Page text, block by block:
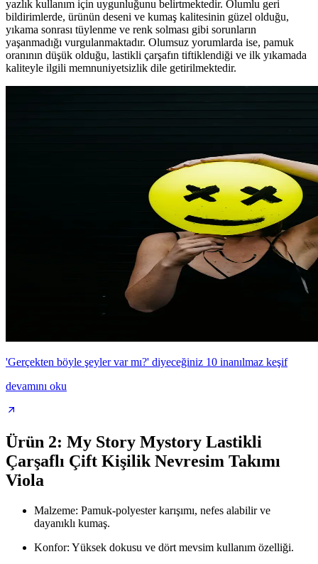
yazlık kullanım için uygunluğunu belirtmektedir. Olumlu geri
bildirimlerde, ürünün deseni ve kumaş kalitesinin güzel olduğu,
yıkama sonrası tüylenme ve renk solması gibi sorunların
yaşanmadığı vurgulanmaktadır. Olumsuz yorumlarda ise, pamuk
oranının düşük olduğu, lastikli çarşafın tiftiklendiği ve ilk yıkamada
kaliteyle ilgili memnuniyetsizlik dile getirilmektedir.
'Gerçekten böyle şeyler var mı?' diyeceğiniz 10 inanılmaz keşif
devamını oku
Ürün 2: My Story Mystory Lastikli
Çarşaflı Çift Kişilik Nevresim Takımı
Viola
Malzeme: Pamuk-polyester karışımı, nefes alabilir ve
dayanıklı kumaş.
Konfor: Yüksek dokusu ve dört mevsim kullanım özelliği.